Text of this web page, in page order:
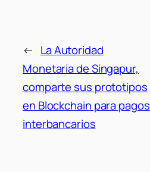
← La Autoridad
Monetaria de Singapur,
comparte sus prototipos
en Blockchain para pagos
interbancarios